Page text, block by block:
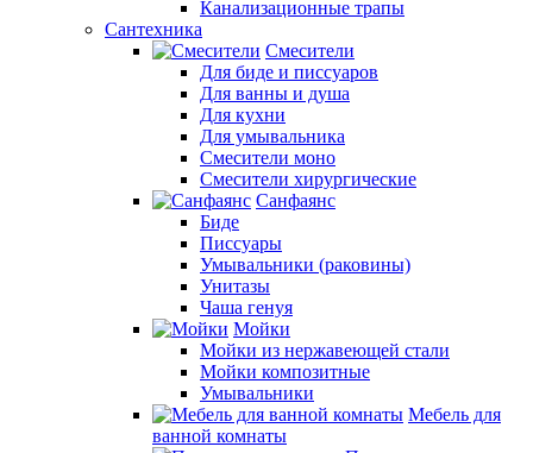
Канализационные трапы
Сантехника
Смесители
Для биде и писсуаров
Для ванны и душа
Для кухни
Для умывальника
Смесители моно
Смесители хирургические
Санфаянс
Биде
Писсуары
Умывальники (раковины)
Унитазы
Чаша генуя
Мойки
Мойки из нержавеющей стали
Мойки композитные
Умывальники
Мебель для
ванной комнаты